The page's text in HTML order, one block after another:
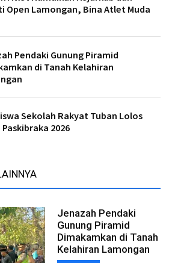
Open Lamongan, Bina Atlet Muda
Pendaki Gunung Piramid
di Tanah Kelahiran
Sekolah Rakyat Tuban Lolos
Paskibraka 2026
Jenazah Pendaki
Gunung Piramid
Dimakamkan di Tanah
Kelahiran Lamongan